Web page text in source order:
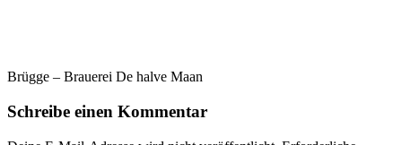
Brügge – Brauerei De halve Maan
Schreibe einen Kommentar